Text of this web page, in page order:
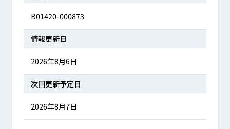
B01420-000873
情報更新日
2026年8月6日
次回更新予定日
2026年8月7日